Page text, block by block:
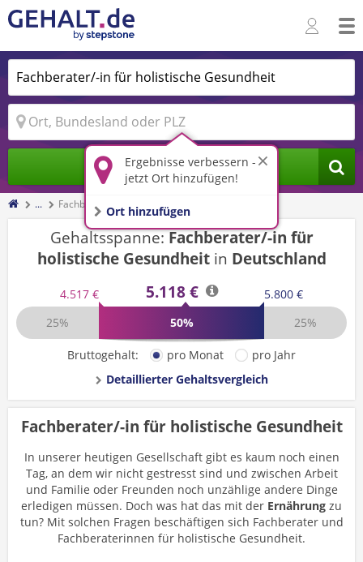
Ergebnisse verbessern -
jetzt Ort hinzufügen!
Ort hinzufügen
Jobs finden
... Fachberater/-in für holistische Gesundheit
Gehaltsspanne:Fachberater/-in für
holistische Gesundheitin Deutschland
4.517 € 5.118 €
5.800 €
25%
50% 25%
Bruttogehalt: pro Monat
pro Jahr
Detaillierter Gehaltsvergleich
Fachberater/-in für holistische Gesundheit
In unserer heutigen Gesellschaft gibt es kaum noch einen
Tag, an dem wir nicht gestresst sind und zwischen Arbeit
und Familie oder Freunden noch unzählige andere Dinge
erledigen müssen. Doch was hat das mit der Ernährung zu
tun? Mit solchen Fragen beschäftigen sich Fachberater und
Fachberaterinnen für holistische Gesundheit.